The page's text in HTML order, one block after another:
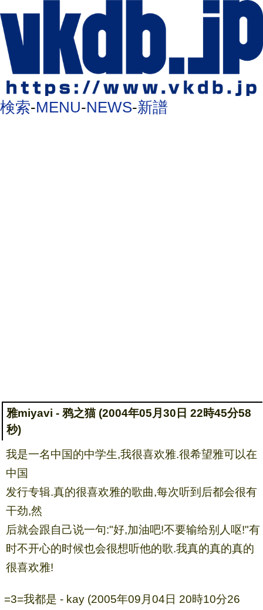
検索-MENU-NEWS-新譜
雅miyavi - 鸦之猫 (2004年05月30日 22時45分58
秒)
我是一名中国的中学生,我很喜欢雅.很希望雅可以在
中国
发行专辑.真的很喜欢雅的歌曲,每次听到后都会很有
干劲,然
后就会跟自己说一句:"好,加油吧!不要输给别人呕!"有
时不开心的时候也会很想听他的歌.我真的真的真的
很喜欢雅!
=3=我都是 - kay (2005年09月04日 20時10分26